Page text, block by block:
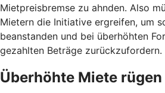
Mietpreisbremse zu ahnden. Also
Mietern die Initiative ergreifen, um
beanstanden und bei überhöhten
gezahlten Beträge zurückzufordern.
Überhöhte Miete rügen